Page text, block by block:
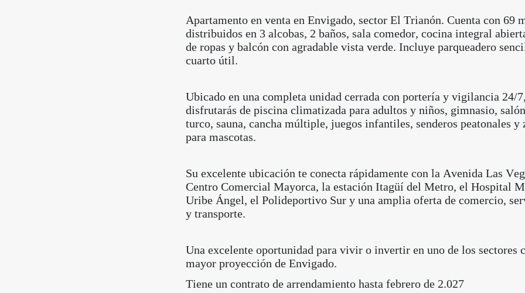
Apartamento en venta en Envigado, sector El Trianón. Cuenta con 69
distribuidos en 3 alcobas, 2 baños, sala comedor, cocina integral
de ropas y balcón con agradable vista verde. Incluye parqueadero
cuarto útil.
Ubicado en una completa unidad cerrada con portería y vigilancia 24/
disfrutarás de piscina climatizada para adultos y niños, gimnasio,
turco, sauna, cancha múltiple, juegos infantiles, senderos peatonales y
para mascotas.
Su excelente ubicación te conecta rápidamente con la Avenida Las
Centro Comercial Mayorca, la estación Itagüí del Metro, el Hospital
Uribe Ángel, el Polideportivo Sur y una amplia oferta de comercio,
y transporte.
Una excelente oportunidad para vivir o invertir en uno de los sectores
mayor proyección de Envigado.
Tiene un contrato de arrendamiento hasta febrero de 2.027